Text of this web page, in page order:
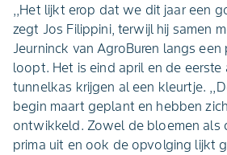
,,Het lijkt erop dat we dit jaar een
zegt Jos Filippini, terwijl hij samen
Jeurninck van AgroBuren langs een
loopt. Het is eind april en de eerste
tunnelkas krijgen al een kleurtje.
begin maart geplant en hebben
ontwikkeld. Zowel de bloemen als
prima uit en ook de opvolging lijkt